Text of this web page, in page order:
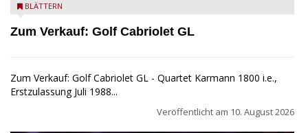
Golf Cabriolet zu verkaufen
BLÄTTERN
Zum Verkauf: Golf Cabriolet GL
Zum Verkauf: Golf Cabriolet GL - Quartet Karmann 1800 i.e.,
Erstzulassung Juli 1988...
Veröffentlicht am 10. August 2026